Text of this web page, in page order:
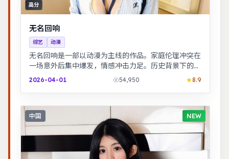
高分
无名回响
综艺 动漫
无名回响是一部以动漫为主线的作品。家庭伦理冲突在
一场意外后集中爆发，情感冲击力足。历史背景下的小
人物命运，细节考究，叙事沉稳。
2026-04-01 54,950 8.9
中国 NEW